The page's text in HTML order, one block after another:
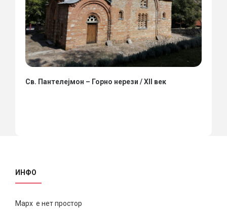
Св. Пантелејмон – Горно нерези / XII век
ИНФО
Марх е нет простор